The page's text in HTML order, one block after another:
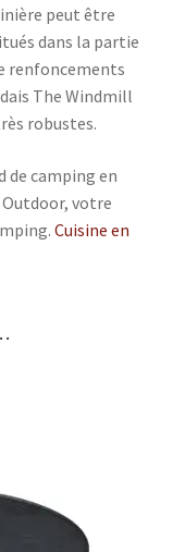
peut être
dans la partie
renfoncements
The Windmill
robustes.
de camping en
votre
Cuisine en